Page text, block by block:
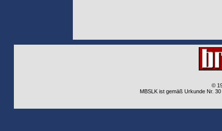
©
MBSLK ist gemäß Urkunde Nr.